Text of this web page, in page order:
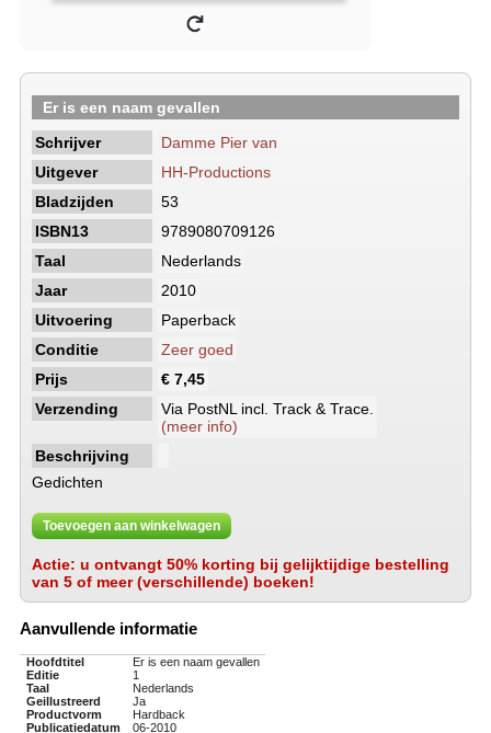
Er is een naam gevallen
Schrijver
Damme Pier van
Uitgever
HH-Productions
Bladzijden
53
ISBN13
9789080709126
Taal
Nederlands
Jaar
2010
Uitvoering
Paperback
Conditie
Zeer goed
Prijs
€ 7,45
Verzending
Via PostNL incl. Track & Trace.
(meer info)
Beschrijving
Gedichten
Toevoegen aan winkelwagen
Actie: u ontvangt 50% korting bij gelijktijdige bestelling
van 5 of meer (verschillende) boeken!
Aanvullende informatie
Hoofdtitel
Er is een naam gevallen
Editie
1
Taal
Nederlands
Geillustreerd
Ja
Productvorm
Hardback
Publicatiedatum
06-2010